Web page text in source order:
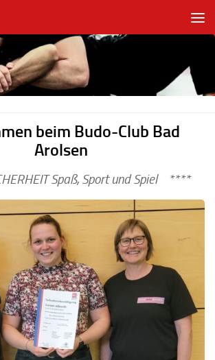
beim Budo-Club Bad
Arolsen
Spaß, Sport und Spiel ****